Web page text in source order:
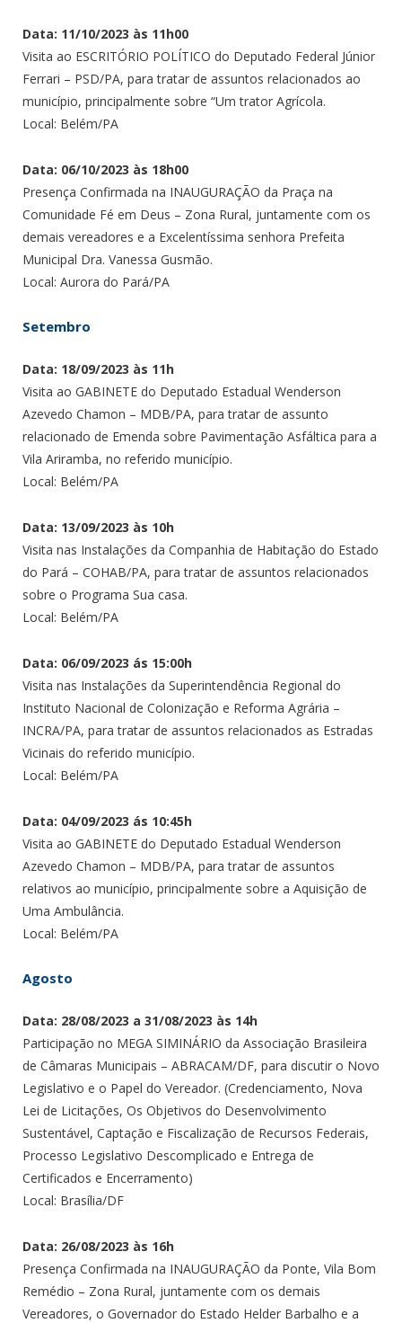
Data: 11/10/2023 às 11h00
Visita ao ESCRITÓRIO POLÍTICO do Deputado Federal Júnior
Ferrari – PSD/PA, para tratar de assuntos relacionados ao
município, principalmente sobre “Um trator Agrícola.
Local: Belém/PA
Data: 06/10/2023 às 18h00
Presença Confirmada na INAUGURAÇÃO da Praça na
Comunidade Fé em Deus – Zona Rural, juntamente com os
demais vereadores e a Excelentíssima senhora Prefeita
Municipal Dra. Vanessa Gusmão.
Local: Aurora do Pará/PA
Setembro
Data: 18/09/2023 às 11h
Visita ao GABINETE do Deputado Estadual Wenderson
Azevedo Chamon – MDB/PA, para tratar de assunto
relacionado de Emenda sobre Pavimentação Asfáltica para a
Vila Ariramba, no referido município.
Local: Belém/PA
Data: 13/09/2023 às 10h
Visita nas Instalações da Companhia de Habitação do Estado
do Pará – COHAB/PA, para tratar de assuntos relacionados
sobre o Programa Sua casa.
Local: Belém/PA
Data: 06/09/2023 ás 15:00h
Visita nas Instalações da Superintendência Regional do
Instituto Nacional de Colonização e Reforma Agrária –
INCRA/PA, para tratar de assuntos relacionados as Estradas
Vicinais do referido município.
Local: Belém/PA
Data: 04/09/2023 ás 10:45h
Visita ao GABINETE do Deputado Estadual Wenderson
Azevedo Chamon – MDB/PA, para tratar de assuntos
relativos ao município, principalmente sobre a Aquisição de
Uma Ambulância.
Local: Belém/PA
Agosto
Data: 28/08/2023 a 31/08/2023 às 14h
Participação no MEGA SIMINÁRIO da Associação Brasileira
de Câmaras Municipais – ABRACAM/DF, para discutir o Novo
Legislativo e o Papel do Vereador. (Credenciamento, Nova
Lei de Licitações, Os Objetivos do Desenvolvimento
Sustentável, Captação e Fiscalização de Recursos Federais,
Processo Legislativo Descomplicado e Entrega de
Certificados e Encerramento)
Local: Brasília/DF
Data: 26/08/2023 às 16h
Presença Confirmada na INAUGURAÇÃO da Ponte, Vila Bom
Remédio – Zona Rural, juntamente com os demais
Vereadores, o Governador do Estado Helder Barbalho e a